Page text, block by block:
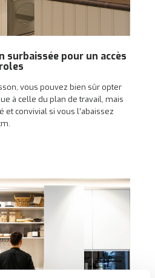
surbaissée pour un accès
vous pouvez bien sûr opter
à celle du plan de travail, mais
et convivial si vous l’abaissez